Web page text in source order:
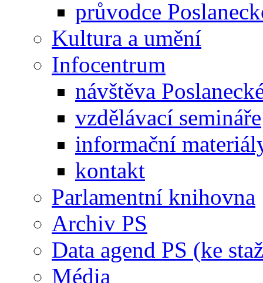
průvodce
Kultura a umění
Infocentrum
návštěva
vzdělávací semináře
informační
kontakt
Parlamentní knihovna
Archiv PS
Data agend PS (ke
Média